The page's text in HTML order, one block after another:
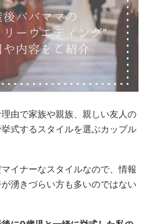
由で家族や親族、親しい友人の
式するスタイルを選ぶカップル
イナーなスタイルなので、情報
湧きづらい方も多いのではない